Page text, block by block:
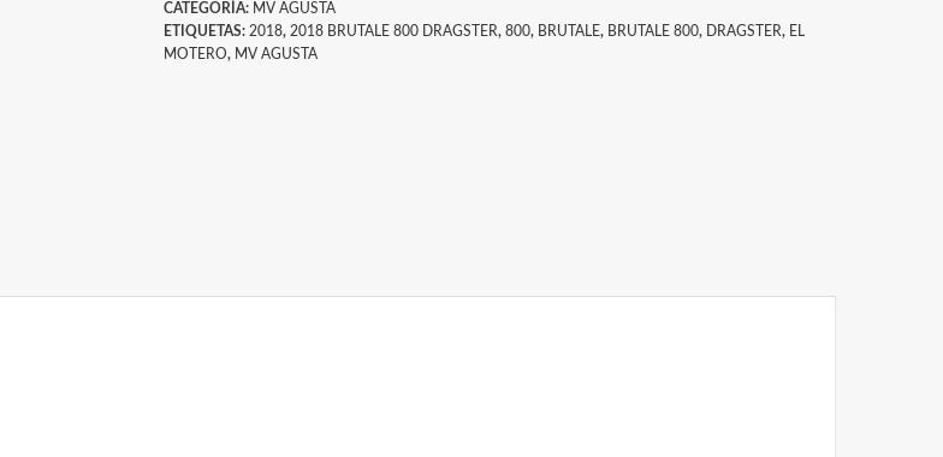
CATEGORÍA: MV AGUSTA
ETIQUETAS: 2018, 2018 BRUTALE 800 DRAGSTER, 800, BRUTALE, BRUTALE 800, DRAGSTER, EL
MOTERO, MV AGUSTA